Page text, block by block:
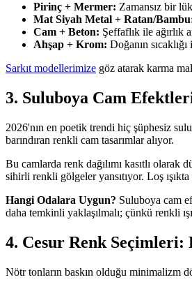
Pirinç + Mermer: Zamansız bir
Mat Siyah Metal + Ratan/
Cam + Beton: Şeffaflık ile ağırlık
Ahşap + Krom: Doğanın
Sarkıt modellerimize göz atarak karma
3. Suluboya Cam
2026'nın en poetik trendi hiç şüphesiz
barındıran renkli cam tasarımlar alıyor.
Bu camlarda renk dağılımı kasıtlı olarak
sihirli renkli gölgeler yansıtıyor. Loş
Hangi Odalara Uygun? Suluboya cam
daha temkinli yaklaşılmalı; çünkü renkli
4. Cesur Renk Seçimleri:
Nötr tonların baskın olduğu minimalizm